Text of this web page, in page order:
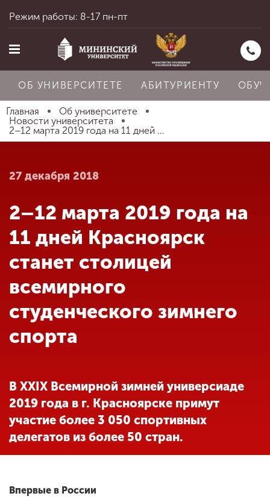
Главная
Абитуриенту
Обучение
Наука
Другие виды
деятельности
Режим работы: 8-17 пн-пт
ОБ УНИВЕРСИТЕТЕ АБИТУРИЕНТУ
Главная
Об университете
Новости университета
2–12 марта 2019 года на 11 дней ...
27 декабря 2018
2–12 марта 2019 года на
11 дней Красноярск
станет столицей
всемирного
студенческого зимнего
спорта
В XXIX Всемирной зимней универсиаде
2019 года в г. Красноярске примут
участие более 3 050 спортивных
делегатов из более 50 стран.
Впервые в России